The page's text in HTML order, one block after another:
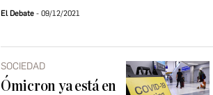
El Debate 09/12/2021
SOCIEDAD
Ómicron ya está en